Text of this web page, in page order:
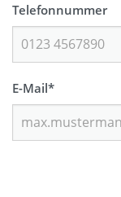
Telefonnummer
E-Mail*